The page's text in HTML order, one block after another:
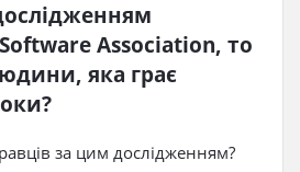
Association, то
яка грає
за цим дослідженням?